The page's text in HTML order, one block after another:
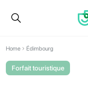
Home Édimbourg
Forfait touristique